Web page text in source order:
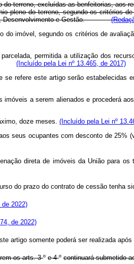
terreno, excluídas as benfeitorias, aos
pleno do terreno, segundo os critérios
Desenvolvimento e Gestão.
do imóvel, segundo os critérios de
permitida a utilização dos
(Incluído pela Lei nº 13.465, de 2017)
se refere este artigo serão
imóveis a serem alienados e
doze meses. (Incluído pela Lei nº
seus ocupantes com desconto de
direta de imóveis da União para
do prazo do contrato de cessão tenha
2022)
de 2022)
artigo somente poderá ser realizada
os arts. 3º e 4º continuará submetido